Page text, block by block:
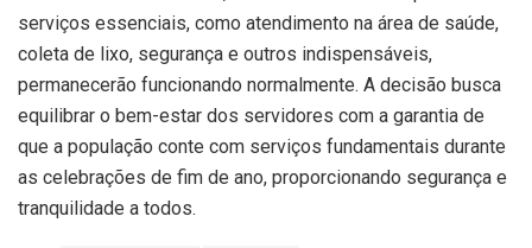
serviços essenciais, como atendimento na área de saúde,
coleta de lixo, segurança e outros indispensáveis,
permanecerão funcionando normalmente. A decisão busca
equilibrar o bem-estar dos servidores com a garantia de
que a população conte com serviços fundamentais durante
as celebrações de fim de ano, proporcionando segurança e
tranquilidade a todos.